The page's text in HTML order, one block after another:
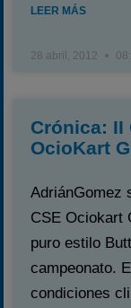
LEER MÁS
28 abril, 2012
Crónica: II
OcioKart
AdriánGomez
CSE Ociokart
puro estilo
campeonato.
condiciones